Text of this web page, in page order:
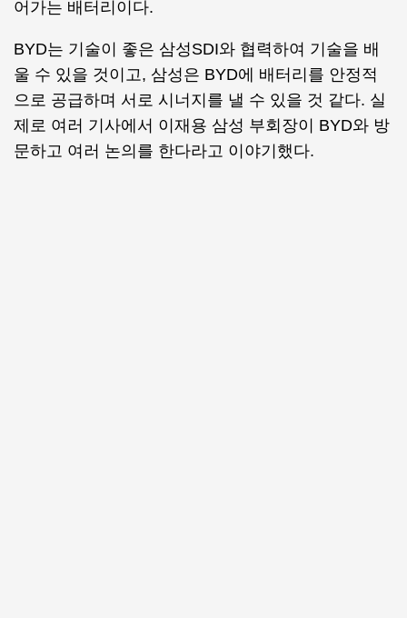
어가는 배터리이다.
BYD는 기술이 좋은 삼성SDI와 협력하여 기술을 배
울 수 있을 것이고, 삼성은 BYD에 배터리를 안정적
으로 공급하며 서로 시너지를 낼 수 있을 것 같다. 실
제로 여러 기사에서 이재용 삼성 부회장이 BYD와 방
문하고 여러 논의를 한다라고 이야기했다.